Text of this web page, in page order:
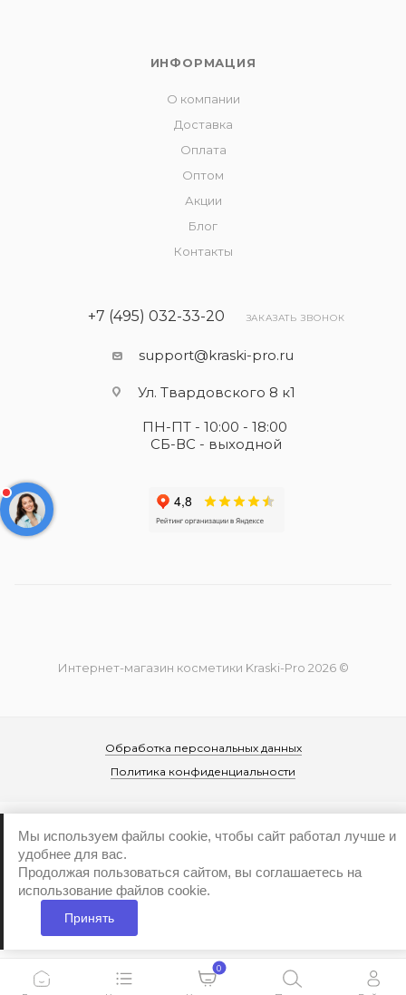
ИНФОРМАЦИЯ
О компании
Доставка
Оплата
Оптом
Акции
Блог
Контакты
+7 (495) 032-33-20 ЗАКАЗАТЬ ЗВОНОК
support@kraski-pro.ru
Ул. Твардовского 8 к1
ПН-ПТ - 10:00 - 18:00
СБ-ВС - выходной
Интернет-магазин косметики Kraski-Pro 2026 ©
Обработка персональных данных
Политика конфиденциальности
Мы используем файлы cookie, чтобы сайт работал лучше и
удобнее для вас.
Продолжая пользоваться сайтом, вы соглашаетесь на
использование файлов cookie.
Принять
0